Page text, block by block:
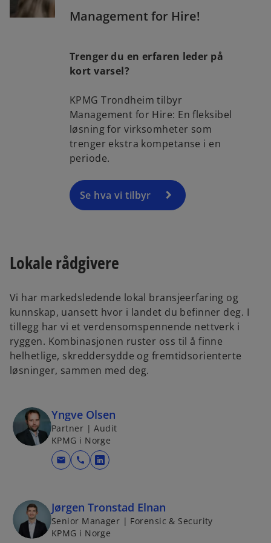
Management for Hire!
Trenger du en erfaren leder på
kort varsel?
KPMG Trondheim tilbyr
Management for Hire: En fleksibel
løsning for virksomheter som
trenger ekstra kompetanse i en
periode.
Se hva vi tilbyr
Lokale rådgivere
Vi har markedsledende lokal bransjeerfaring og
kunnskap, uansett hvor i landet du befinner deg. I
tillegg har vi et verdensomspennende nettverk i
ryggen. Kombinasjonen ruster oss til å finne
helhetlige, skreddersydde og fremtidsorienterte
løsninger, sammen med deg.
Yngve Olsen
Partner | Audit
KPMG i Norge
mail call
o
n
s
i
Jørgen Tronstad Elnan
Senior Manager | Forensic & Security
KPMG i Norge